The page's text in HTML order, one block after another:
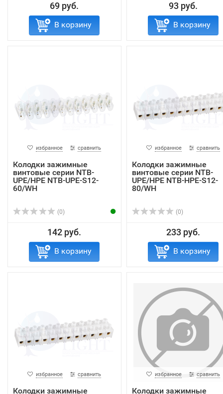
69 руб.
В корзину
93 руб.
В корзину
избранное сравнить
Колодки зажимные
винтовые серии NTB-
UPE/HPE NTB-UPE-S12-
60/WH
(0)
142 руб.
В корзину
избранное сравнить
Колодки зажимные
винтовые серии NTB-
UPE/HPE NTB-HPE-S12-
80/WH
(0)
233 руб.
В корзину
избранное сравнить
Колодки зажимные
избранное сравнить
Колодки зажимные